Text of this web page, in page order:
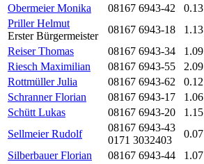
Obermeier Monika
08167 6943-42 0.13
Priller Helmut
Erster Bürgermeister
08167 6943-18 1.13
Reiser Thomas
08167 6943-34 1.09
Riesch Maximilian
08167 6943-55 2.09
Rottmüller Julia
08167 6943-62 0.12
Schranner Florian
08167 6943-17 1.06
Schütt Lukas
08167 6943-20 1.15
Sellmeier Rudolf
08167 6943-43
0171 3032403
0.07
Silberbauer Florian
08167 6943-44 1.07